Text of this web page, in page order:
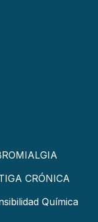
CRÓNICA
Química